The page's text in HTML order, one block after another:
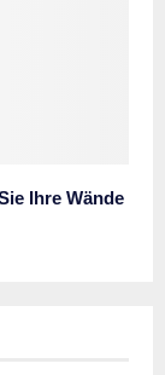
Ihre Wände